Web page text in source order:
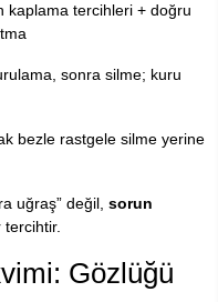
kaplama tercihleri + doğru
sonra silme; kuru
bezle rastgele silme yerine
uğraş” değil, sorun
tercihtir.
Gözlüğü